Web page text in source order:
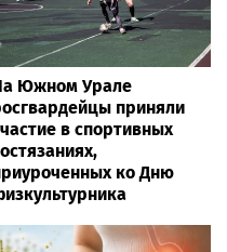
Южном Урале
приняли
в спортивных
ко Дню